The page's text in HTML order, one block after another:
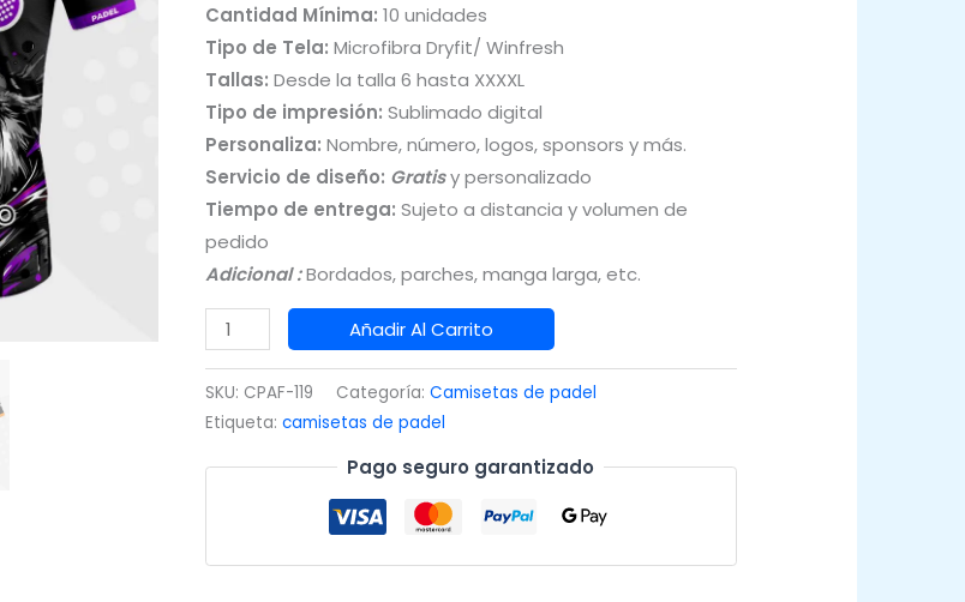
Cantidad Mínima: 10 unidades
Tipo de Tela: Microfibra Dryfit/ Winfresh
Tallas: Desde la talla 6 hasta XXXXL
Tipo de impresión: Sublimado digital
Personaliza: Nombre, número, logos, sponsors y más.
Servicio de diseño: Gratisy personalizado
Tiempo de entrega: Sujeto a distancia y volumen de
pedido
Adicional :Bordados, parches, manga larga, etc.
Camisetas
de
Padel
Negro
Añadir Al Carrito
SKU: CPAF-119 Categoría: Camisetas de padel
Etiqueta: camisetas de padel
Pago seguro garantizado